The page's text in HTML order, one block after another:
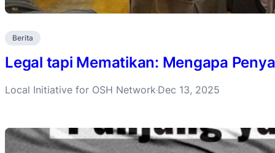
Berita
Legal tapi Mematikan: Mengapa
Local Initiative for OSH Network·Dec 13, 2025